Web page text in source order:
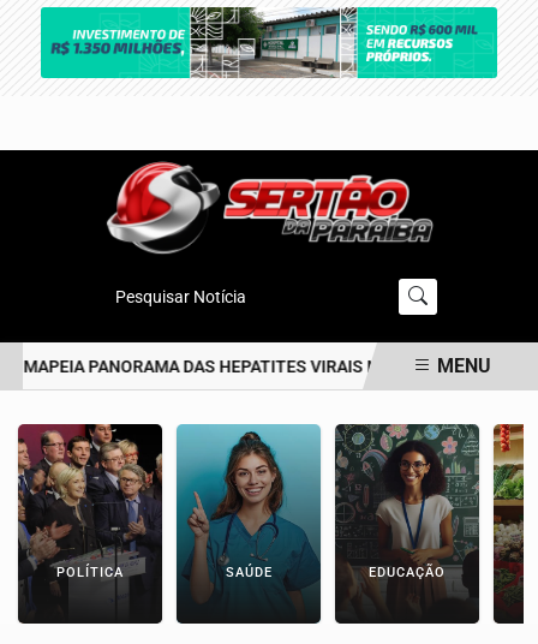
Pesquisar Notícia
MAPEIA PANORAMA DAS HEPATITES VIRAIS NO BRASIL NOS
MENU
POLÍTICA SAÚDE EDUCAÇÃO